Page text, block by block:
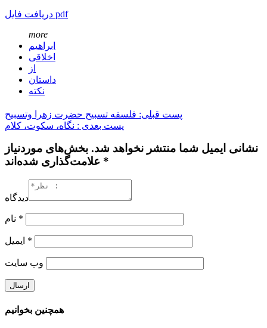
دریافت فایل pdf
more
ابراهیم
اخلاقی
از
داستان
نکته
پست قبلی: فلسفه تسبیح حضرت زهرا وتسبیح
پست بعدی : نگاه، سکوت، کلام
نشانی ایمیل شما منتشر نخواهد شد. بخش‌های موردنیاز
علامت‌گذاری شده‌اند *
دیدگاه
*
*
وب‌ سایت
همچنین بخوانیم